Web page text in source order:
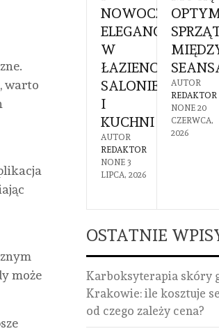
warto
może
AUTOR
NOWOCZESNA
ELEGANCJA
W
ŁAZIENCE,
SALONIE
I
KUCHNI
AUTOR
REDAKTOR
NONE 3
LIPCA, 2026
AUTOR
REDAKTOR
NONE 20
CZERWCA,
2026
OSTATNIE
Karboksyterapia skóry
Krakowie: ile kosztuje
od czego zależy cena?